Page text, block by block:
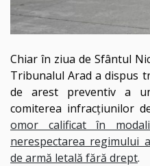
Chiar în ziua de Sfântul
Tribunalul Arad a dispus
de arest preventiv a
comiterea infracţiunilor
omor calificat în
nerespectarea regimului
de armă letală fără drept.